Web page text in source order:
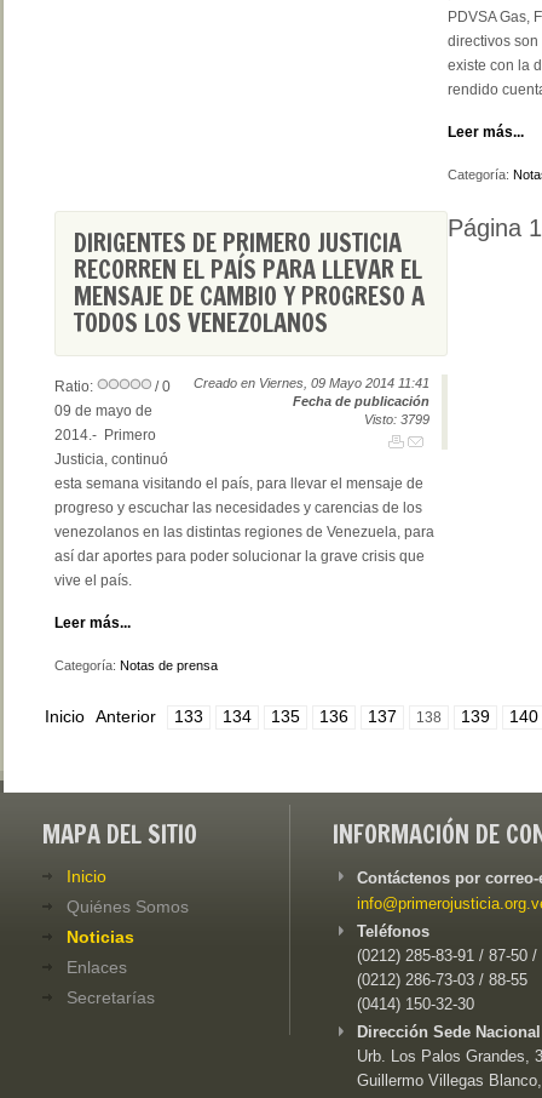
PDVSA Gas,
directivos
existe con la
rendido
Leer más...
Categoría:
DIRIGENTES DE PRIMERO JUSTICIA
RECORREN EL PAÍS PARA LLEVAR EL
MENSAJE DE CAMBIO Y PROGRESO A
TODOS LOS VENEZOLANOS
Creado en Viernes, 09 Mayo 2014 11:41
Fecha de publicación
Visto: 3799
Ratio:
/ 0
09 de mayo de
2014.- Primero
Justicia, continuó
esta semana visitando el país, para llevar el mensaje de
progreso y escuchar las necesidades y carencias de los
venezolanos en las distintas regiones de Venezuela, para
así dar aportes para poder solucionar la grave crisis que
vive el país.
Leer más...
Categoría: Notas de prensa
Página
Inicio Anterior 133 134 135 136 137 138 139 140
MAPA DEL SITIO
Inicio
Quiénes Somos
Noticias
Enlaces
Secretarías
INFORMACIÓN DE
Contáctenos por
Teléfonos
(0212) 285-83-91 / 87-50 /
(0212) 286-73-03 / 88-55
(0414) 150-32-30
Dirección Sede
Urb. Los Palos Grandes,
Guillermo Villegas